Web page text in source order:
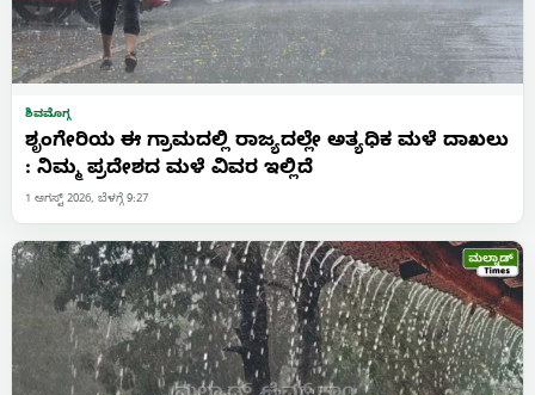
ಶಿವಮೊಗ್ಗ
ಶೃಂಗೇರಿಯ ಈ ಗ್ರಾಮದಲ್ಲಿ ರಾಜ್ಯದಲ್ಲೇ ಅತ್ಯಧಿಕ ಮಳೆ ದಾಖಲು
: ನಿಮ್ಮ ಪ್ರದೇಶದ ಮಳೆ ವಿವರ ಇಲ್ಲಿದೆ
1 ಆಗಸ್ಟ್ 2026, ಬೆಳಗ್ಗೆ 9:27